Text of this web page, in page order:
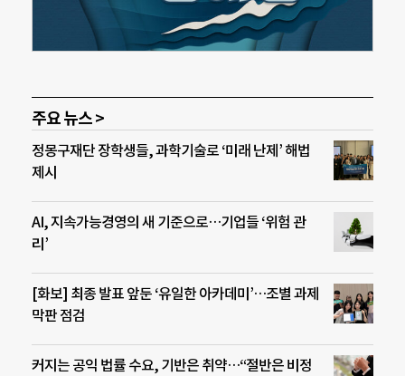
주요 뉴스 >
정몽구재단 장학생들, 과학기술로 ‘미래 난제’ 해법
제시
AI, 지속가능경영의 새 기준으로…기업들 ‘위험 관
리’
[화보] 최종 발표 앞둔 ‘유일한 아카데미’…조별 과제
막판 점검
커지는 공익 법률 수요, 기반은 취약…“절반은 비정